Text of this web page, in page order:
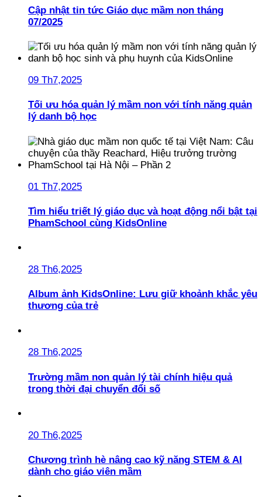
Cập nhật tin tức Giáo dục mầm non tháng
07/2025
09 Th7,2025
Tối ưu hóa quản lý mầm non với tính năng quản
lý danh bộ học
01 Th7,2025
Tìm hiểu triết lý giáo dục và hoạt động nổi bật tại
PhamSchool cùng KidsOnline
28 Th6,2025
Album ảnh KidsOnline: Lưu giữ khoảnh khắc yêu
thương của trẻ
28 Th6,2025
Trường mầm non quản lý tài chính hiệu quả
trong thời đại chuyển đổi số
20 Th6,2025
Chương trình hè nâng cao kỹ năng STEM & AI
dành cho giáo viên mầm